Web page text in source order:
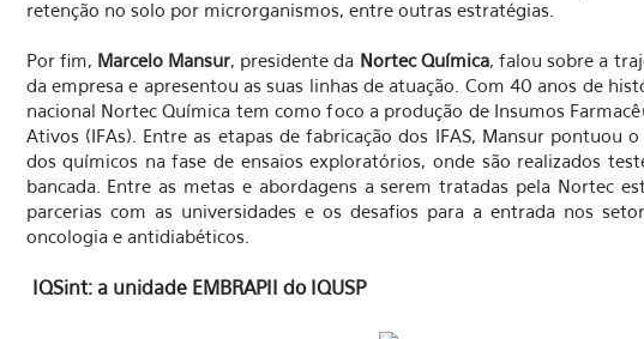
retenção no solo por microrganismos, entre outras estratégias.
Por fim, Marcelo Mansur, presidente da Nortec Química, falou sobre a
da empresa e apresentou as suas linhas de atuação. Com 40 anos de
nacional Nortec Química tem como foco a produção de Insumos
Ativos (IFAs). Entre as etapas de fabricação dos IFAS, Mansur pontuou o
dos químicos na fase de ensaios exploratórios, onde são realizados
bancada. Entre as metas e abordagens a serem tratadas pela Nortec
parcerias com as universidades e os desafios para a entrada nos
oncologia e antidiabéticos.
IQSint: a unidade EMBRAPII do IQUSP